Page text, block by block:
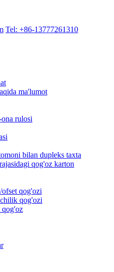
Tel: +86-13777261310
ma'lumot
rulosi
bilan dupleks taxta
qog'oz karton
qog'ozi
qog'ozi
qog'oz